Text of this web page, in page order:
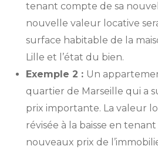
tenant compte de sa
nouvelle valeur locative
surface habitable de la
Lille et l’état du bien.
Exemple 2 : Un
quartier de Marseille qui a
prix importante. La valeur
révisée à la baisse en
nouveaux prix de